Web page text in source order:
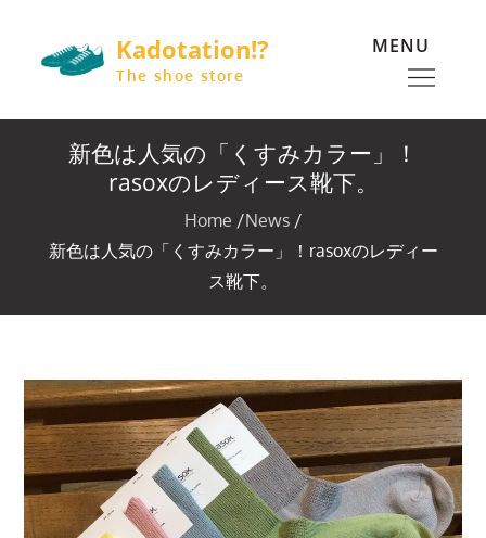
content
Kadotation!?
The shoe store
MENU
新色は人気の「くすみカラー」！
rasoxのレディース靴下。
Home
News
新色は人気の「くすみカラー」！rasoxのレディー
ス靴下。